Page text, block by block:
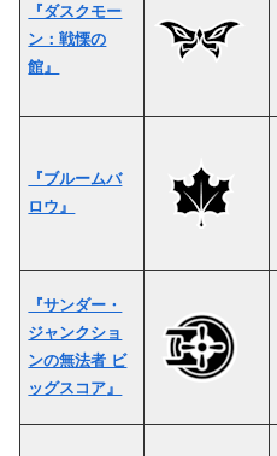
『ダスクモー
ン：戦慄の
館 』
『ブルームバ
ロウ』
『サンダー・
ジャンクショ
ンの無法者 ビ
ッグスコア 』